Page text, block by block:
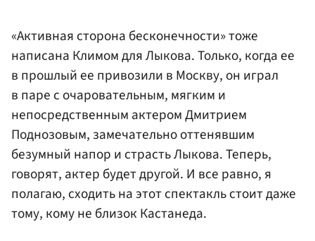
«Активная сторона бесконечности» тоже
написана Климом для Лыкова. Только, когда ее
в прошлый ее привозили в Москву, он играл
в паре с очаровательным, мягким и
непосредственным актером Дмитрием
Поднозовым, замечательно оттенявшим
безумный напор и страсть Лыкова. Теперь,
говорят, актер будет другой. И все равно, я
полагаю, сходить на этот спектакль стоит даже
тому, кому не близок Кастанеда.